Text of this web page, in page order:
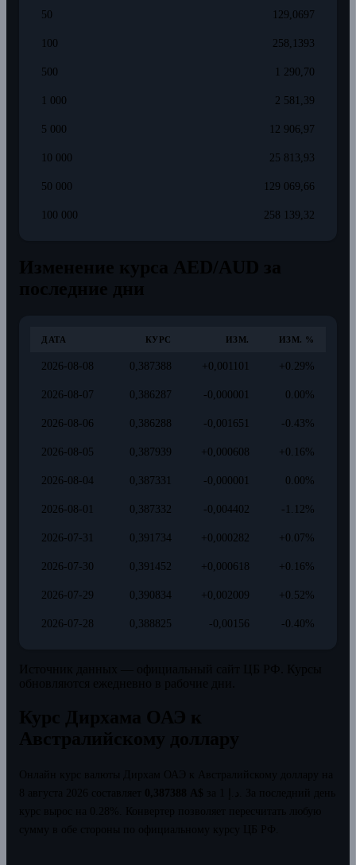
50 129,0697
100 258,1393
500 1 290,70
1 000 2 581,39
5 000 12 906,97
10 000 25 813,93
50 000 129 069,66
100 000 258 139,32
ДАТА КУРС ИЗМ. ИЗМ. %
2026-08-08 0,387388 +0,001101 +0.29%
2026-08-07 0,386287 -0,000001 0.00%
2026-08-06 0,386288 -0,001651 -0.43%
2026-08-05 0,387939 +0,000608 +0.16%
2026-08-04 0,387331 -0,000001 0.00%
2026-08-01 0,387332 -0,004402 -1.12%
2026-07-31 0,391734 +0,000282 +0.07%
2026-07-30 0,391452 +0,000618 +0.16%
2026-07-29 0,390834 +0,002009 +0.52%
2026-07-28 0,388825 -0,00156 -0.40%